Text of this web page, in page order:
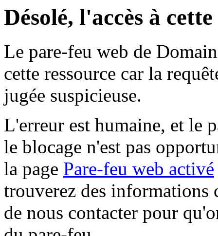
Désolé, l'accès à
Le pare-feu web de
cette ressource car la
jugée suspicieuse.
L'erreur est humaine, et le
le blocage n'est pas
la page Pare-feu web activé
trouverez des informations
de nous contacter pour